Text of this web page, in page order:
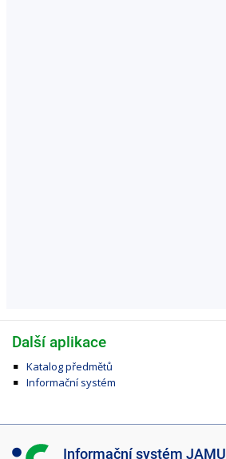
Další aplikace
Katalog předmětů
Informační systém
I Informační systém JAMU